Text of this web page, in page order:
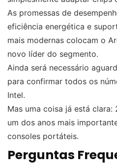
As promessas de
eficiência energética e
mais modernas colocam o
novo líder do segmento.
Ainda será necessário
para confirmar todos os
Intel.
Mas uma coisa já está
um dos anos mais
consoles portáteis.
Perguntas